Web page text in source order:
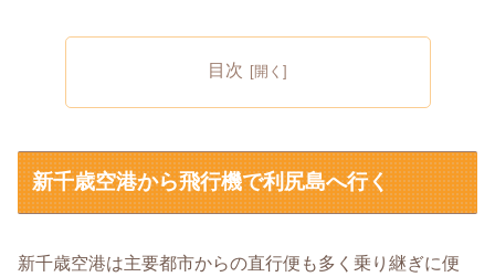
目次
新千歳空港から飛行機で利尻島へ行く
新千歳空港は主要都市からの直行便も多く乗り継ぎに便